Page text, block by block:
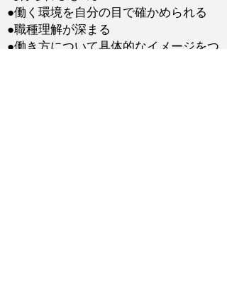
●働く環境を自分の目で確かめられる
​●職種理解が深まる
●働き方について具体的なイメージをつ